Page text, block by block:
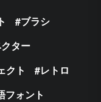
ブラシ
ター
クト
レトロ
フォント